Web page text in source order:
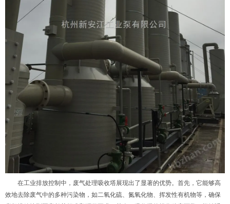
在工业排放控制中，废气处理吸收塔展现出了显著的优势。首先，它能够高
效地去除废气中的多种污染物，如二氧化硫、氮氧化物、挥发性有机物等，确保